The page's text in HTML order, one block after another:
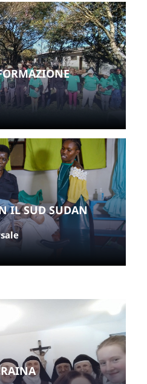
IL SUD SUDAN